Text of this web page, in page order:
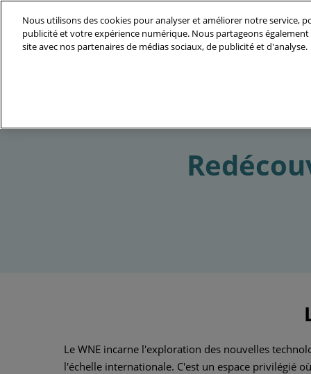
au
contenu
07-09 Décembre 2027
Le WNE incarne l'exploration des nouvelles
l'échelle internationale. C'est un espace privilégié
Nous utilisons des cookies pour analyser et améliorer notre service,
publicité et votre expérience numérique. Nous partageons
site avec nos partenaires de médias sociaux, de publicité et d'analyse.